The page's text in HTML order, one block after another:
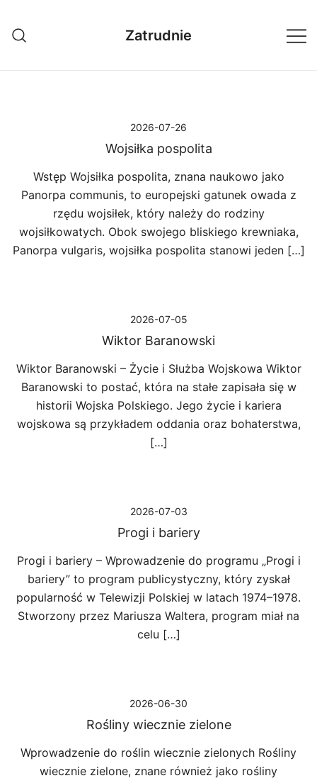
treści
Zatrudnie
2026-07-26
Wojsiłka pospolita
Wstęp Wojsiłka pospolita, znana naukowo jako
Panorpa communis, to europejski gatunek owada z
rzędu wojsiłek, który należy do rodziny
wojsiłkowatych. Obok swojego bliskiego krewniaka,
Panorpa vulgaris, wojsiłka pospolita stanowi jeden […]
2026-07-05
Wiktor Baranowski
Wiktor Baranowski – Życie i Służba Wojskowa Wiktor
Baranowski to postać, która na stałe zapisała się w
historii Wojska Polskiego. Jego życie i kariera
wojskowa są przykładem oddania oraz bohaterstwa,
[…]
2026-07-03
Progi i bariery
Progi i bariery – Wprowadzenie do programu „Progi i
bariery” to program publicystyczny, który zyskał
popularność w Telewizji Polskiej w latach 1974–1978.
Stworzony przez Mariusza Waltera, program miał na
celu […]
2026-06-30
Rośliny wiecznie zielone
Wprowadzenie do roślin wiecznie zielonych Rośliny
wiecznie zielone, znane również jako rośliny